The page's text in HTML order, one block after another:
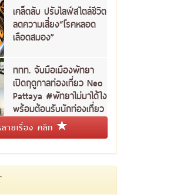
เคล็ดลับ ปรับไลฟ์สไตล์ชีวิต
ลดความเสี่ยง“โรคหลอด
เลือดสมอง”
ททท. จับมือเมืองพัทยา
เปิดฤดูกาลท่องเที่ยว Neo
Pattaya #พัทยาไม่มาได้ไง
พร้อมต้อนรับนักท่องเที่ยว
ชาวไทย
ายเรื่อง คลิก